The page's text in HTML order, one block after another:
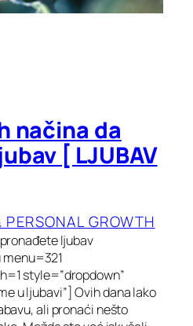
načina da
[ LJUBAV
GROWTH
ljubav
style=”dropdown”
u ljubavi”] Ovih dana lako
ali pronaći nešto